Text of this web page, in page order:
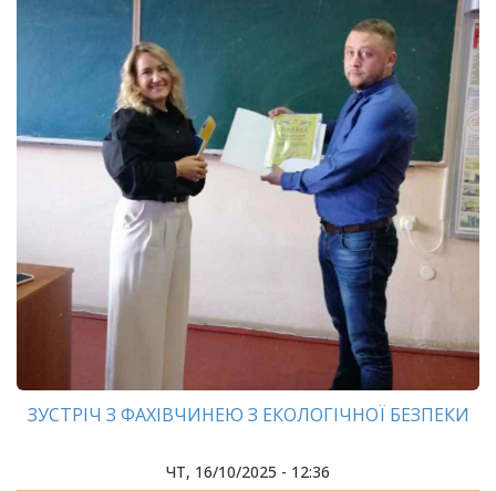
ЗУСТРІЧ З ФАХІВЧИНЕЮ З ЕКОЛОГІЧНОЇ БЕЗПЕКИ
ЧТ, 16/10/2025 - 12:36